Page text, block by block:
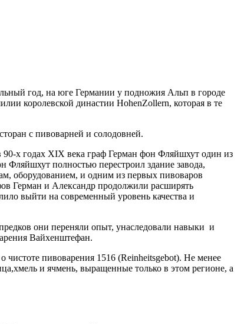
год, на юге Германии у подножия Альп в городе
королевской династии HohenZollern, которая в те
с пивоварней и солодовней.
90-х годах ХIХ века граф Герман фон Фляйшхут один из
Фляйшхут полностью перестроил здание завода,
оборудованием, и одним из первых пивоваров
Герман и Александр продолжили расширять
выйти на современный уровень качества и
они переняли опыт, унаследовали навыки и
Вайхенштефан.
чистоте пивоварения 1516 (Reinheitsgebot). Не менее
и ячмень, выращенные только в этом регионе, а